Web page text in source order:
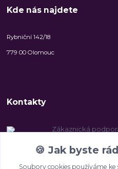
Kde nás najdete
Rybniční 142/18
779 00 Olomouc
Kontakty
Zákaznická
(Po-Pá, 8-16.30 hod.)
🍪 Jak byste
Soubory cookies používáme